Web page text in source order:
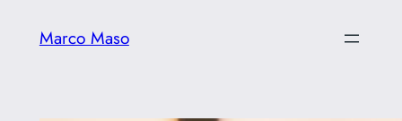
Marco Maso